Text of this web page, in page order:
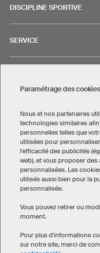
DISCIPLINE SPORTIVE
SERVICE
Mentions légales
Conditions
Maillot de
Paramétrage des cookies
Nous et nos partenaires
technologies similaires
personnelles telles que
utilisées pour
l'efficacité des publicités
web), et vous proposer
personnalisées. Les
utilisés aussi bien pour la
personnalisée.
Vous pouvez retirer ou
moment.
Pour plus d'informations
sur notre site, merci de